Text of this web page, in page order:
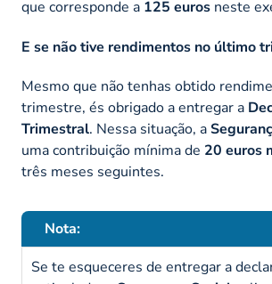
que corresponde a 125 euros neste
E se não tive rendimentos no último
Mesmo que não tenhas obtido
trimestre, és obrigado a entregar a
Trimestral. Nessa situação, a
uma contribuição mínima de 20 euros
três meses seguintes.
Nota:
Se te esqueceres de entregar a